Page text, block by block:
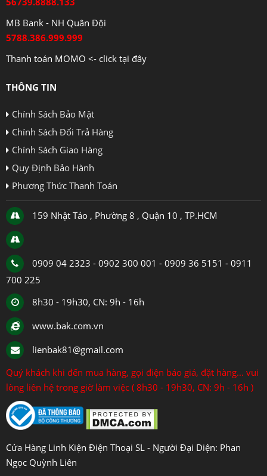
MB Bank - NH Quân Đội
5788.386.999.999
Thanh toán MOMO <- click tại đây
THÔNG TIN
Chính Sách Bảo Mật
Chính Sách Đổi Trả Hàng
Chính Sách Giao Hàng
Quy Định Bảo Hành
Phương Thức Thanh Toán
159 Nhật Tảo , Phường 8 , Quận 10 , TP.HCM
0909 04 2323 - 0902 300 001 - 0909 36 5151 - 0911
700 225
8h30 - 19h30, CN: 9h - 16h
www.bak.com.vn
lienbak81@gmail.com
Quý khách khi đến mua hàng, gọi điện báo giá, đặt hàng... vui
lòng liên hệ trong giờ làm việc ( 8h30 - 19h30, CN: 9h - 16h )
Cửa Hàng Linh Kiện Điện Thoại SL - Người Đại Diện: Phan
Ngọc Quỳnh Liên